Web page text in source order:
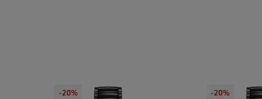
-20% -20%